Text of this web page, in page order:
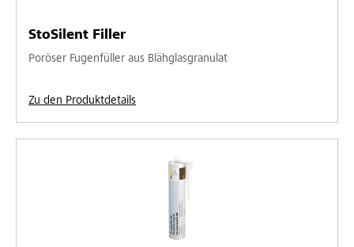
StoSilent Filler
Poröser Fugenfüller aus Blähglasgranulat
Zu den Produktdetails